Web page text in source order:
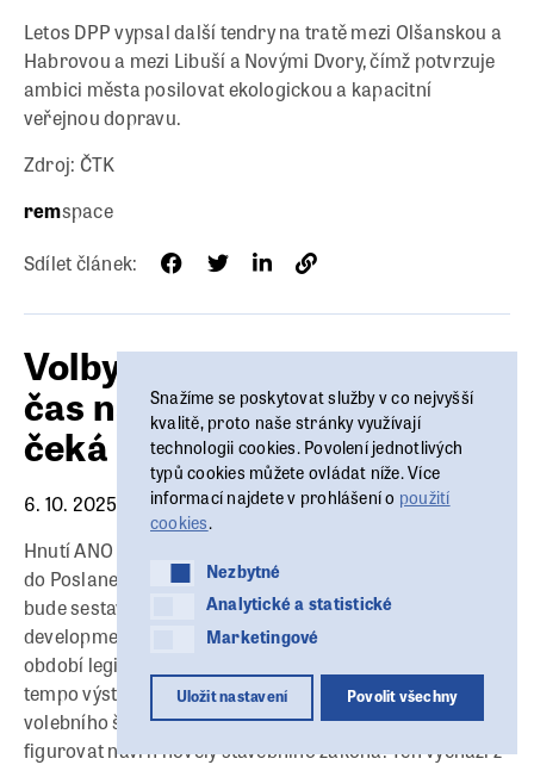
Letos DPP vypsal další tendry na tratě mezi Olšanskou a
Habrovou a mezi Libuší a Novými Dvory, čímž potvrzuje
ambici města posilovat ekologickou a kapacitní
veřejnou dopravu.
Zdroj: ČTK
remspace
Sdílet článek:
Volby skončily. Teď přichází
čas na činy – a realitní trh
čeká zásadní změny
6. 10. 2025
Hnutí ANO s výraznou převahou ovládlo víkendové volby
do Poslanecké sněmovny a vše nasvědčuje tomu, že
bude sestavovat novou vládu. Pro realitní sektor a
development to znamená zásadní obrat – očekává se
období legislativních změn, které mohou výrazně ovlivnit
tempo výstavby i dostupnost bydlení. Podle informací z
volebního štábu by měl mezi prvními kroky nové vlády
figurovat návrh novely stavebního zákona. Ten vychází z
Snažíme se poskytovat služby v co nejvyšší
kvalitě, proto naše stránky využívají
technologii cookies. Povolení jednotlivých
typů cookies můžete ovládat níže. Více
informací najdete v prohlášení o použití
cookies.
NezbytnéNezbytné
Analytické a statistické
Analytické a statistické
Marketingové
Marketingové
Uložit nastavení Povolit všechny